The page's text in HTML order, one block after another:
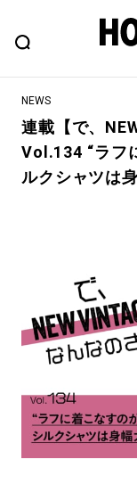
FEATURE
ヒップなファッ
#注目のタグ
#路地裏てぃー
#GH 銘品の所
#Commune H
#LIFESTYLE
#SPORTS
NEWS
連載【で、
Vol.134 “ラフ
ルクシャツは